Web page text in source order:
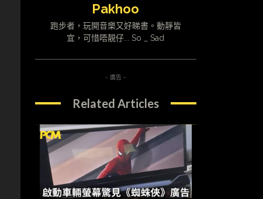
Pakhoo
跑步者，玩開音樂又好睇書。動靜皆
宜，可惜唔靚仔... So _ Sad
- 廣告 -
Related Articles